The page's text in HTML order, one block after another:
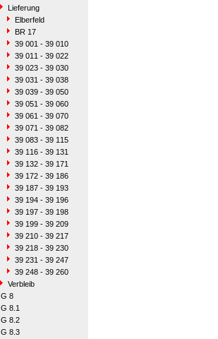
Lieferung
Elberfeld
BR 17
39 001 - 39 010
39 011 - 39 022
39 023 - 39 030
39 031 - 39 038
39 039 - 39 050
39 051 - 39 060
39 061 - 39 070
39 071 - 39 082
39 083 - 39 115
39 116 - 39 131
39 132 - 39 171
39 172 - 39 186
39 187 - 39 193
39 194 - 39 196
39 197 - 39 198
39 199 - 39 209
39 210 - 39 217
39 218 - 39 230
39 231 - 39 247
39 248 - 39 260
Verbleib
G 8
G 8.1
G 8.2
G 8.3